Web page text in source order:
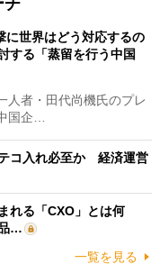
世界はどう対応するの
る「蒸留を行う中国
者・田代尚機氏のプレ
国企…
コ入れ必至か 経済運営
れる「CXO」とは何
…
一覧を見る